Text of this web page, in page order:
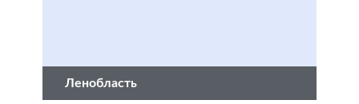
Ленобласть